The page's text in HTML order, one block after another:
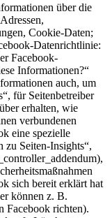
über die
Cookie-Daten;
Datenrichtlinie:
Facebook-
Informationen?“
auch, um
für Seitenbetreiber
erhalten, wie
verbundenen
eine spezielle
zu Seiten-Insights“,
sich bereit erklärt hat
können z. B.
Facebook richten).